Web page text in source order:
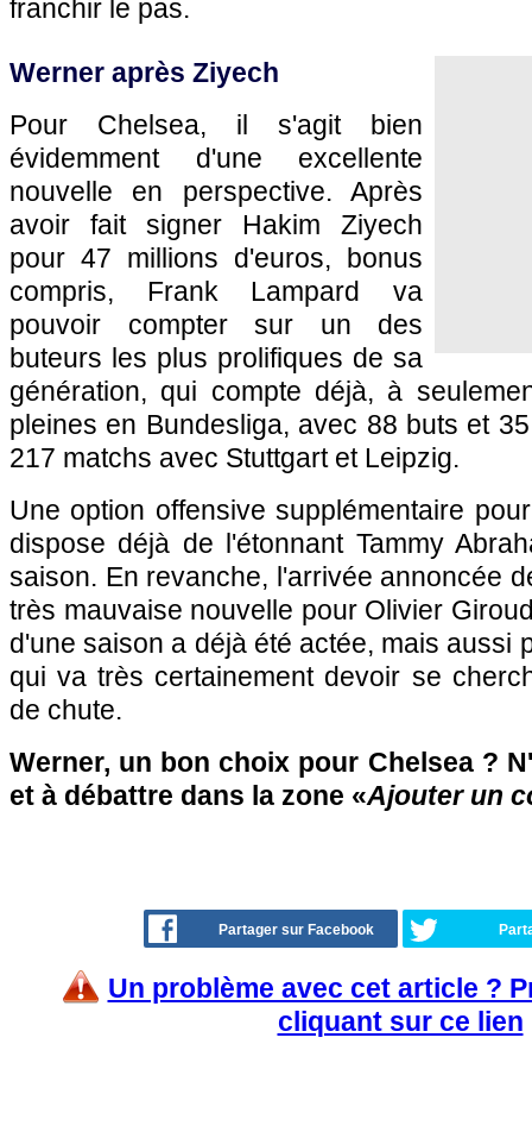
franchir le pas.
Werner après Ziyech
Pour Chelsea, il s'agit bien
évidemment d'une excellente
nouvelle en perspective. Après
avoir fait signer Hakim Ziyech
pour 47 millions d'euros, bonus
compris, Frank Lampard va
pouvoir compter sur un des
buteurs les plus prolifiques de sa
génération, qui compte déjà, à
pleines en Bundesliga, avec 88 buts et
217 matchs avec Stuttgart et Leipzig.
Une option offensive supplémentaire
dispose déjà de l'étonnant Tammy
saison. En revanche, l'arrivée annoncée
très mauvaise nouvelle pour Olivier
d'une saison a déjà été actée, mais aussi
qui va très certainement devoir se
de chute.
Werner, un bon choix pour Chelsea ?
et à débattre dans la zone «Ajouter un
Partager sur Facebook
Un problème avec cet article ?
cliquant sur ce lien